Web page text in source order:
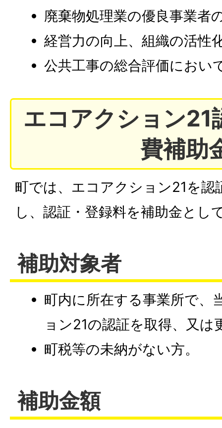
廃棄物処理業の優良事業者
経営力の向上、組織の活性
公共工事の総合評価におい
エコアクション21
費補助
町では、エコアクション21を認
し、認証・登録料を補助金とし
補助対象者
町内に所在する事業所で、
ョン21の認証を取得、又は
町税等の未納がない方。
補助金額